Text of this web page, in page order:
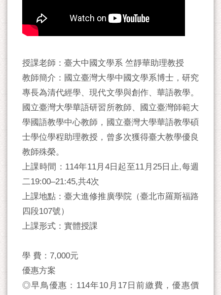
授課老師：臺大中國文學系 竺靜華助理教授
教師簡介：國立臺灣大學中國文學系博士，研究
專長為清代經學、現代文學與創作、華語教學。
國立臺灣大學華語研習所教師、國立臺灣師範大
學國語教學中心教師，國立臺灣大學華語教學碩
士學位學程助理教授，曾多次獲得臺大教學優良
教師殊榮。
上課時間：114年11月4日起至11月25日止,每週
二19:00–21:45,共4次
上課地點：臺大進修推廣學院（臺北市羅斯福路
四段107號）
上課形式：實體授課
學 費：7,000元
優惠方案
◎早鳥優惠：114年10月17日前繳費，優惠價